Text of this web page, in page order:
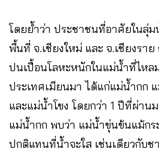
โดยย้ำว่า ประชาชนที่อาศัยในลุ่ม
พื้นที่ จ.เชียงใหม่ และ จ.เชียงรา
ปนเปื้อนโลหะหนักในแม่น้ำที่ไหล
ประเทศเมียนมา ได้แก่แม่น้ำกก
และแม่น้ำโขง โดยกว่า 1 ปีที่ผ่าน
แม่น้ำกก พบว่า แม่น้ำขุ่นข้นแม้กร
ปกติแทนที่น้ำจะใส เช่นเดียวกับ